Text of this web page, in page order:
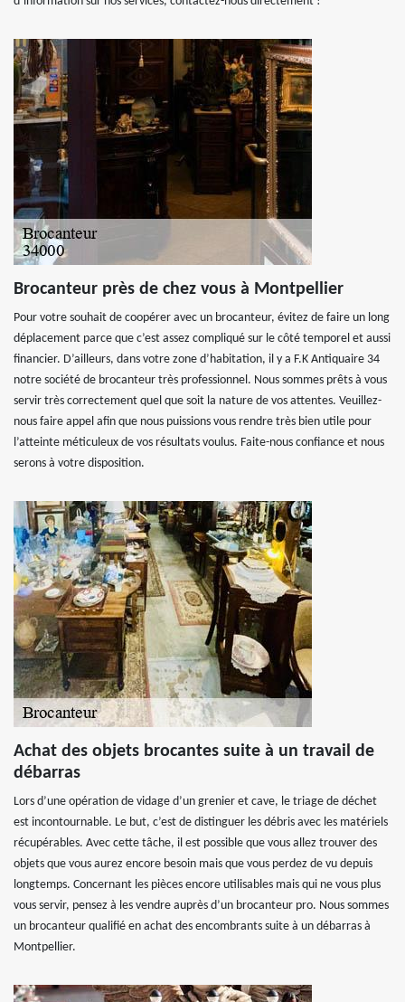
Brocanteur près de chez vous à Montpellier
Pour votre souhait de coopérer avec un brocanteur, évitez de faire un long
déplacement parce que c’est assez compliqué sur le côté temporel et aussi
financier. D’ailleurs, dans votre zone d’habitation, il y a F.K Antiquaire 34
notre société de brocanteur très professionnel. Nous sommes prêts à vous
servir très correctement quel que soit la nature de vos attentes. Veuillez-
nous faire appel afin que nous puissions vous rendre très bien utile pour
l’atteinte méticuleux de vos résultats voulus. Faite-nous confiance et nous
serons à votre disposition.
Achat des objets brocantes suite à un travail de
débarras
Lors d’une opération de vidage d’un grenier et cave, le triage de déchet
est incontournable. Le but, c’est de distinguer les débris avec les matériels
récupérables. Avec cette tâche, il est possible que vous allez trouver des
objets que vous aurez encore besoin mais que vous perdez de vu depuis
longtemps. Concernant les pièces encore utilisables mais qui ne vous plus
vous servir, pensez à les vendre auprès d’un brocanteur pro. Nous sommes
un brocanteur qualifié en achat des encombrants suite à un débarras à
Montpellier.